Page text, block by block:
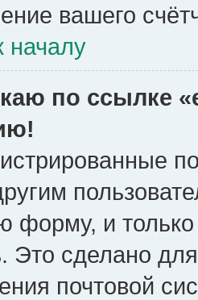
вашего
началу
по ссылке
форму, и
Это сделано
почтовой